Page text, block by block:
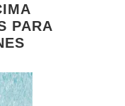
PARA